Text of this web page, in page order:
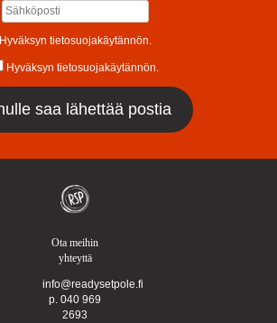
Hyväksyn tietosuojakäytännön.
Hyväksyn tietosuojakäytännön.
Ota meihin
yhteyttä
info@readysetpole.fi
p. 040 969
2693